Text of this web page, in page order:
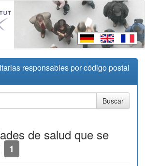
responsables por código postal
de salud que se
1